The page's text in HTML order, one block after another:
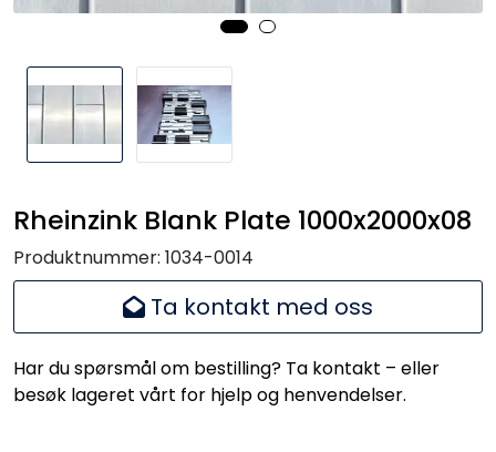
Rheinzink Blank Plate 1000x2000x08
Produktnummer: 1034-0014
Ta kontakt med oss
Har du spørsmål om bestilling? Ta kontakt – eller
besøk lageret vårt for hjelp og henvendelser.
Handle her!
Kunngjøringer!